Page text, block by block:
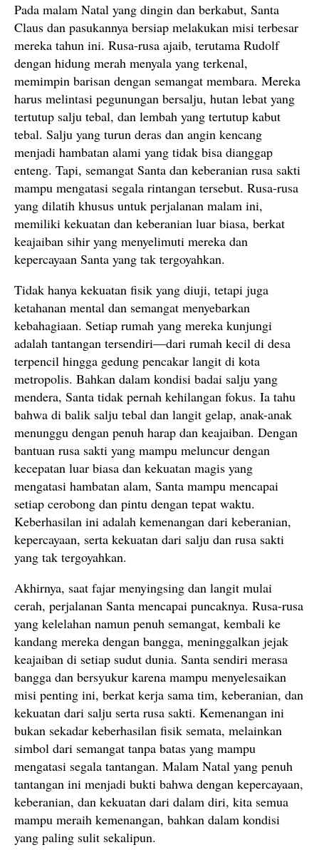
Pada malam Natal yang dingin dan berkabut, Santa
Claus dan pasukannya bersiap melakukan misi terbesar
mereka tahun ini. Rusa-rusa ajaib, terutama Rudolf
dengan hidung merah menyala yang terkenal,
memimpin barisan dengan semangat membara. Mereka
harus melintasi pegunungan bersalju, hutan lebat yang
tertutup salju tebal, dan lembah yang tertutup kabut
tebal. Salju yang turun deras dan angin kencang
menjadi hambatan alami yang tidak bisa dianggap
enteng. Tapi, semangat Santa dan keberanian rusa sakti
mampu mengatasi segala rintangan tersebut. Rusa-rusa
yang dilatih khusus untuk perjalanan malam ini,
memiliki kekuatan dan keberanian luar biasa, berkat
keajaiban sihir yang menyelimuti mereka dan
kepercayaan Santa yang tak tergoyahkan.
Tidak hanya kekuatan fisik yang diuji, tetapi juga
ketahanan mental dan semangat menyebarkan
kebahagiaan. Setiap rumah yang mereka kunjungi
adalah tantangan tersendiri—dari rumah kecil di desa
terpencil hingga gedung pencakar langit di kota
metropolis. Bahkan dalam kondisi badai salju yang
mendera, Santa tidak pernah kehilangan fokus. Ia tahu
bahwa di balik salju tebal dan langit gelap, anak-anak
menunggu dengan penuh harap dan keajaiban. Dengan
bantuan rusa sakti yang mampu meluncur dengan
kecepatan luar biasa dan kekuatan magis yang
mengatasi hambatan alam, Santa mampu mencapai
setiap cerobong dan pintu dengan tepat waktu.
Keberhasilan ini adalah kemenangan dari keberanian,
kepercayaan, serta kekuatan dari salju dan rusa sakti
yang tak tergoyahkan.
Akhirnya, saat fajar menyingsing dan langit mulai
cerah, perjalanan Santa mencapai puncaknya. Rusa-rusa
yang kelelahan namun penuh semangat, kembali ke
kandang mereka dengan bangga, meninggalkan jejak
keajaiban di setiap sudut dunia. Santa sendiri merasa
bangga dan bersyukur karena mampu menyelesaikan
misi penting ini, berkat kerja sama tim, keberanian, dan
kekuatan dari salju serta rusa sakti. Kemenangan ini
bukan sekadar keberhasilan fisik semata, melainkan
simbol dari semangat tanpa batas yang mampu
mengatasi segala tantangan. Malam Natal yang penuh
tantangan ini menjadi bukti bahwa dengan kepercayaan,
keberanian, dan kekuatan dari dalam diri, kita semua
mampu meraih kemenangan, bahkan dalam kondisi
yang paling sulit sekalipun.